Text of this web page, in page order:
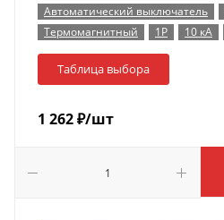
Автоматический выключатель
Термомагнитный
1P 10 кА
Таблица выбора
1 262₽/шт